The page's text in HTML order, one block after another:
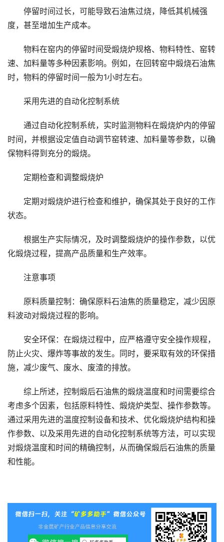
停留时间过长，可能导致石油焦过烧，降低其机械强
度，甚至增加生产成本。
物料在窑内的停留时间受煅烧炉规格、物料特性、窑转
速、加料量等多种因素影响。例如，在回转窑中煅烧石油焦
时，物料的停留时间一般为1小时左右。
采用先进的自动化控制系统
通过自动化控制系统，实时监测物料在煅烧炉内的停留
时间，并根据设定值自动调节窑转速、加料量等参数，以确
保物料得到充分的煅烧。
定期检查和调整煅烧炉
定期对煅烧炉进行检查和维护，确保其处于良好的工作
状态。
根据生产实际情况，及时调整煅烧炉的操作参数，以优
化煅烧过程，提高产品质量和生产效率。
注意事项
原料质量控制：确保原料石油焦的质量稳定，减少因原
料波动对煅烧过程的影响。
安全环保：在煅烧过程中，应严格遵守安全操作规程，
防止火灾、爆炸等事故的发生。同时，要采取有效的环保措
施，减少废气、废水、废渣的排放。
综上所述，控制煅后石油焦的煅烧温度和时间需要综合
考虑多个因素，包括原料特性、煅烧炉类型、操作参数等。
通过采用先进的温度控制设备和技术、优化煅烧炉结构和操
作参数、以及采用先进的自动化控制系统等方法，可以实现
对煅烧温度和时间的精确控制，从而确保煅后石油焦的质量
和性能。